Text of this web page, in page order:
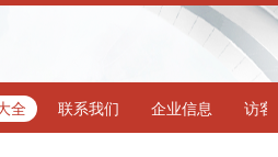
全 联系我们 企业信息 访客